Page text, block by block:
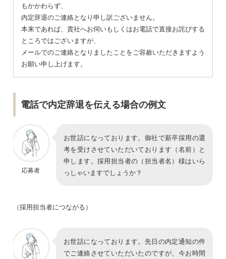
もかかわらず、
内定辞退のご連絡となり申し訳ございません。
本来であれば、貴社へお伺いもしくはお電話で直接お詫びする
ところではございますが、
メールでのご連絡となりましたことをご容赦いただきますよう
お願い申し上げます。
電話で内定辞退を伝える場合の例文
応募者
お世話になっております。御社で新卒採用の選
考を受けさせていただいております（名前）と
申します。採用担当者の（担当者名）様はいら
っしゃいますでしょうか？
（採用担当者につながる）
お世話になっております。先日の内定通知の件
でご連絡させていただいたのですが、今お時間